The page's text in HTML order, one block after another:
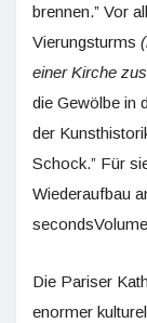
brennen.” Vor
Vierungsturms
einer Kirche
die Gewölbe in
der
Schock.” Für
Wiederaufbau
Die Pariser
enormer